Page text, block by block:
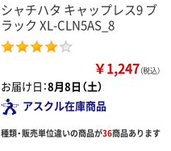
シャチハタ キャップレス9 ブ
ラック XL-CLN5AS_8
￥1,247（税込）
お届け日：8月8日（土）
アスクル在庫商品
種類・販売単位違いの商品が36商品あります